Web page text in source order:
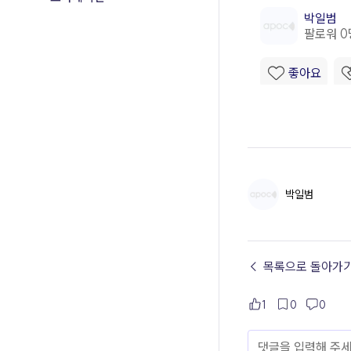
박일범
← 목록으로 돌아가
1 0 0